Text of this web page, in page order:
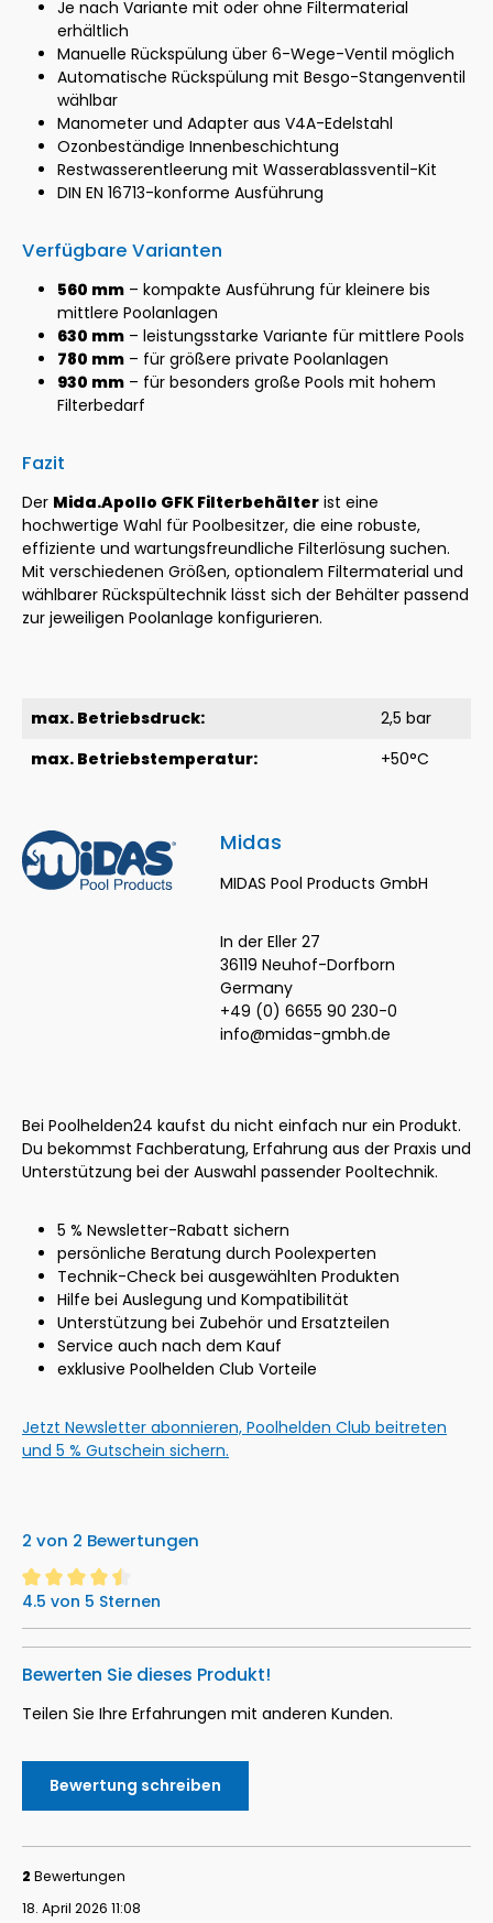
Je nach Variante mit oder ohne Filtermaterial
erhältlich
Manuelle Rückspülung über 6-Wege-Ventil möglich
Automatische Rückspülung mit Besgo-Stangenventil
wählbar
Manometer und Adapter aus V4A-Edelstahl
Ozonbeständige Innenbeschichtung
Restwasserentleerung mit Wasserablassventil-Kit
DIN EN 16713-konforme Ausführung
Verfügbare Varianten
560 mm – kompakte Ausführung für kleinere bis
mittlere Poolanlagen
630 mm – leistungsstarke Variante für mittlere Pools
780 mm – für größere private Poolanlagen
930 mm – für besonders große Pools mit hohem
Filterbedarf
Fazit
Der Mida.Apollo GFK Filterbehälter ist eine
hochwertige Wahl für Poolbesitzer, die eine robuste,
effiziente und wartungsfreundliche Filterlösung suchen.
Mit verschiedenen Größen, optionalem Filtermaterial und
wählbarer Rückspültechnik lässt sich der Behälter passend
zur jeweiligen Poolanlage konfigurieren.
max. Betriebsdruck:
2,5 bar
max. Betriebstemperatur:
+50°C
Midas
MIDAS Pool Products GmbH
In der Eller 27
36119 Neuhof-Dorfborn
Germany
+49 (0) 6655 90 230-0
info@midas-gmbh.de
Bei Poolhelden24 kaufst du nicht einfach nur ein Produkt.
Du bekommst Fachberatung, Erfahrung aus der Praxis und
Unterstützung bei der Auswahl passender Pooltechnik.
5 % Newsletter-Rabatt sichern
persönliche Beratung durch Poolexperten
Technik-Check bei ausgewählten Produkten
Hilfe bei Auslegung und Kompatibilität
Unterstützung bei Zubehör und Ersatzteilen
Service auch nach dem Kauf
exklusive Poolhelden Club Vorteile
Jetzt Newsletter abonnieren, Poolhelden Club beitreten
und 5 % Gutschein sichern.
2 von 2 Bewertungen
Durchschnittliche Bewertung von 4.5 von 5 Sternen
4.5 von 5 Sternen
Bewerten Sie dieses Produkt!
Teilen Sie Ihre Erfahrungen mit anderen Kunden.
Bewertung schreiben
2 Bewertungen
18. April 2026 11:08